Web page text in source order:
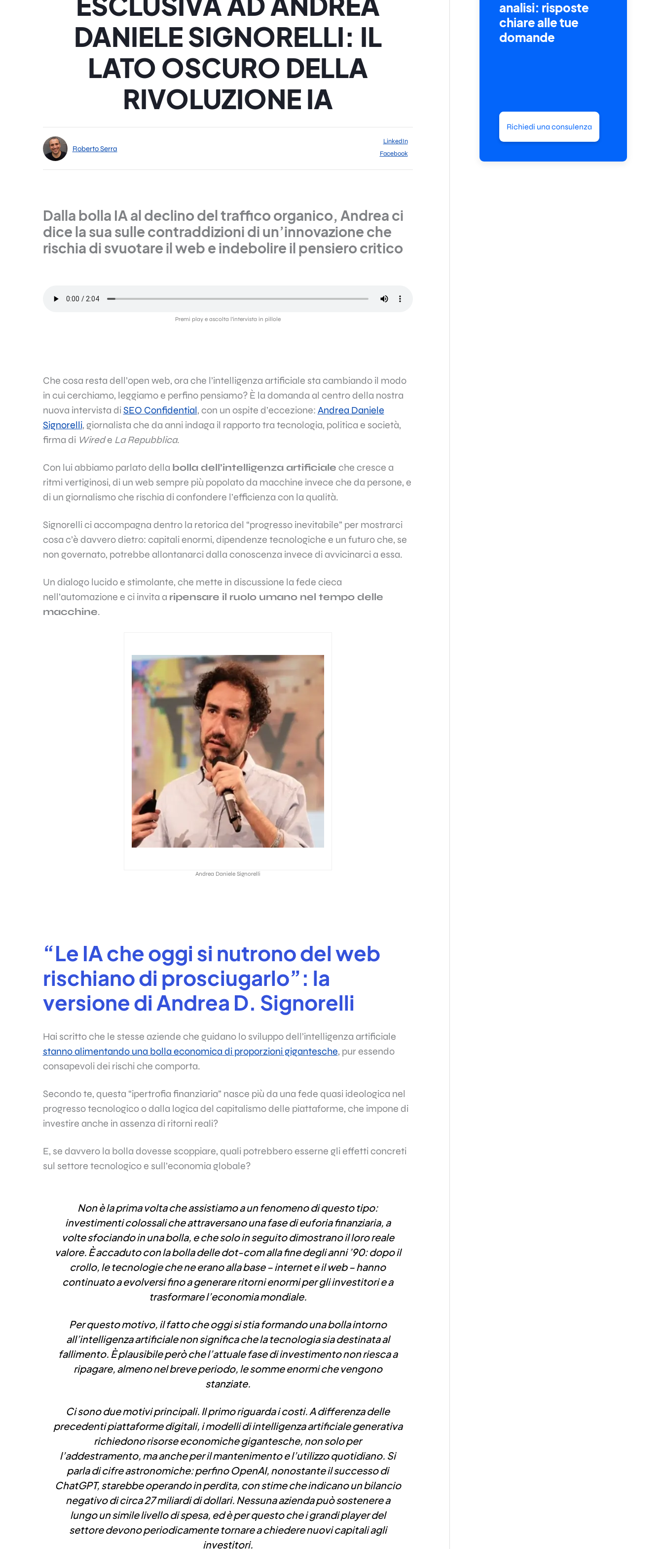
DANIELE SIGNORELLI: IL
LATO OSCURO DELLA
RIVOLUZIONE IA
Roberto Serra
LinkedIn
Facebook
Dalla bolla IA al declino del traffico organico, Andrea ci
dice la sua sulle contraddizioni di un’innovazione che
rischia di svuotare il web e indebolire il pensiero critico
Premi play e ascolta l’intervista in pillole
Che cosa resta dell’open web, ora che l’intelligenza artificiale sta cambiando il modo
in cui cerchiamo, leggiamo e perfino pensiamo? È la domanda al centro della nostra
nuova intervista diSEO Confidential, con un ospite d’eccezione: Andrea Daniele
Signorelli, giornalista che da anni indaga il rapporto tra tecnologia, politica e società,
firma di Wirede La Repubblica.
Con lui abbiamo parlato della bolla dell’intelligenza artificiale che cresce a
ritmi vertiginosi, di un web sempre più popolato da macchine invece che da persone, e
di un giornalismo che rischia di confondere l’efficienza con la qualità.
Signorelli ci accompagna dentro la retorica del “progresso inevitabile” per mostrarci
cosa c’è davvero dietro: capitali enormi, dipendenze tecnologiche e un futuro che, se
non governato, potrebbe allontanarci dalla conoscenza invece di avvicinarci a essa.
Un dialogo lucido e stimolante, che mette in discussione la fede cieca
nell’automazione e ci invita a ripensare il ruolo umano nel tempo delle
macchine.
Andrea Daniele Signorelli
“Le IA che oggi si nutrono del web
rischiano di prosciugarlo”: la
versione di Andrea D. Signorelli
Hai scritto che le stesse aziende che guidano lo sviluppo dell’intelligenza artificiale
stanno alimentando una bolla economica di proporzioni gigantesche, pur essendo
consapevoli dei rischi che comporta.
Secondo te, questa “ipertrofia finanziaria” nasce più da una fede quasi ideologica nel
progresso tecnologico o dalla logica del capitalismo delle piattaforme, che impone di
investire anche in assenza di ritorni reali?
E, se davvero la bolla dovesse scoppiare, quali potrebbero esserne gli effetti concreti
sul settore tecnologico e sull’economia globale?
Non è la prima volta che assistiamo a un fenomeno di questo tipo:
investimenti colossali che attraversano una fase di euforia finanziaria, a
volte sfociando in una bolla, e che solo in seguito dimostrano il loro reale
valore. È accaduto con la bolla delle dot-com alla fine degli anni ’90: dopo il
crollo, le tecnologie che ne erano alla base – internet e il web – hanno
continuato a evolversi fino a generare ritorni enormi per gli investitori e a
trasformare l’economia mondiale.
Per questo motivo, il fatto che oggi si stia formando una bolla intorno
all’intelligenza artificiale non significa che la tecnologia sia destinata al
fallimento. È plausibile però che l’attuale fase di investimento non riesca a
ripagare, almeno nel breve periodo, le somme enormi che vengono
stanziate.
Ci sono due motivi principali. Il primo riguarda i costi. A differenza delle
precedenti piattaforme digitali, i modelli di intelligenza artificiale generativa
richiedono risorse economiche gigantesche, non solo per
l’addestramento, ma anche per il mantenimento e l’utilizzo quotidiano. Si
parla di cifre astronomiche: perfino OpenAI, nonostante il successo di
ChatGPT, starebbe operando in perdita, con stime che indicano un bilancio
negativo di circa 27 miliardi di dollari. Nessuna azienda può sostenere a
lungo un simile livello di spesa, ed è per questo che i grandi player del
settore devono periodicamente tornare a chiedere nuovi capitali agli
investitori.
analisi: risposte
chiare alle tue
domande
Richiedi una consulenza